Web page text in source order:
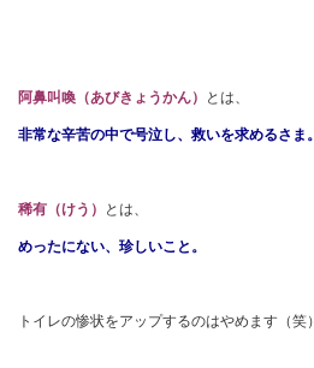
阿鼻叫喚（あびきょうかん） とは、
非常な辛苦の中で号泣し、救いを求めるさま。
稀有（けう） とは、
めったにない、珍しいこと。
トイレの惨状をアップするのはやめます（笑）